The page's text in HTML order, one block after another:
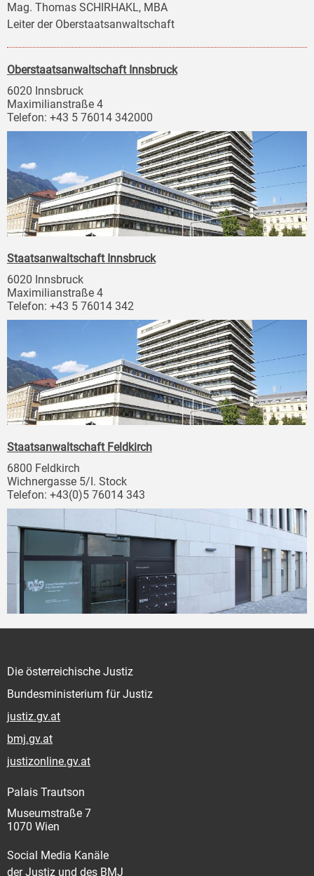
Mag. Thomas SCHIRHAKL, MBA
Leiter der Oberstaatsanwaltschaft
Oberstaatsanwaltschaft Innsbruck
6020 Innsbruck
Maximilianstraße 4
Telefon: +43 5 76014 342000
Staatsanwaltschaft Innsbruck
6020 Innsbruck
Maximilianstraße 4
Telefon: +43 5 76014 342
Staatsanwaltschaft Feldkirch
6800 Feldkirch
Wichnergasse 5/I. Stock
Telefon: +43(0)5 76014 343
Die österreichische Justiz
Bundesministerium für Justiz
justiz.gv.at
bmj.gv.at
justizonline.gv.at
Palais Trautson
Museumstraße 7
1070 Wien
Social Media Kanäle
der Justiz und des BMJ